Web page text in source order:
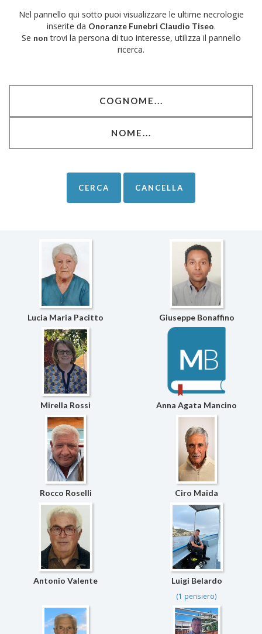
Nel pannello qui sotto puoi visualizzare le ultime necrologie
inserite da Onoranze Funebri Claudio Tiseo.
Se non trovi la persona di tuo interesse, utilizza il pannello
ricerca.
Lucia Maria Pacitto Giuseppe Bonaffino
Mirella Rossi Anna Agata Mancino
Rocco Roselli Ciro Maida
Antonio Valente
Luigi Belardo
(1 pensiero)